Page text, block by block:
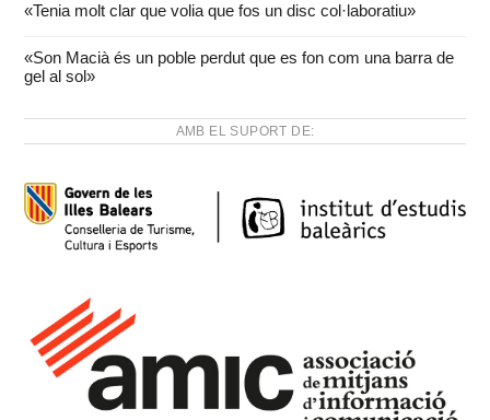
«Tenia molt clar que volia que fos un disc col·laboratiu»
«Son Macià és un poble perdut que es fon com una barra de
gel al sol»
AMB EL SUPORT DE: